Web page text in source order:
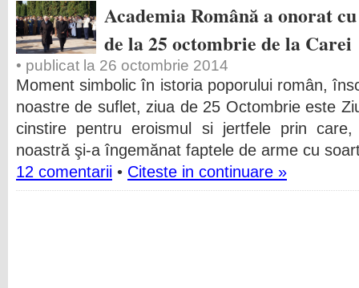
Academia Română a onorat
de la 25 octombrie de la Carei
• publicat la 26 octombrie 2014
Moment simbolic în istoria poporului român,
noastre de suflet, ziua de 25 Octombrie este
cinstire pentru eroismul si jertfele prin
noastră şi-a îngemănat faptele de arme cu
12 comentarii • Citeste in continuare »